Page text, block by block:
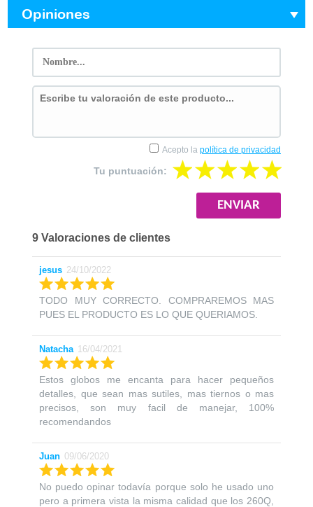
Opiniones
9 Valoraciones de clientes
Tu puntuación:
Acepto la política de privacidad
jesus 24/10/2022
TODO MUY CORRECTO. COMPRAREMOS MAS
PUES EL PRODUCTO ES LO QUE QUERIAMOS.
Natacha 16/04/2021
Estos globos me encanta para hacer pequeños
detalles, que sean mas sutiles, mas tiernos o mas
precisos, son muy facil de manejar, 100%
recomendandos
Juan 09/06/2020
No puedo opinar todavía porque solo he usado uno
pero a primera vista la misma calidad que los 260Q,